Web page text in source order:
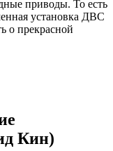
приводы. То есть
установка ДВС
о прекрасной
Кин)